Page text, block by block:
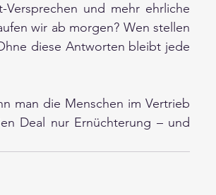
und mehr ehrliche
wir ab morgen? Wen stellen
diese Antworten bleibt jede
man die Menschen im Vertrieb
Deal nur Ernüchterung – und